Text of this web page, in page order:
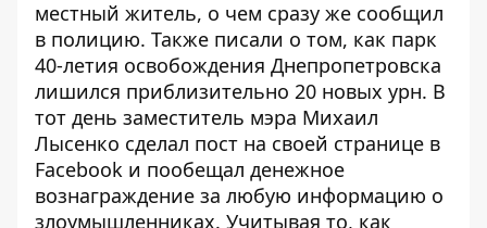
местный житель, о чем сразу же сообщил
в полицию. Также писали о том, как парк
40-летия освобождения Днепропетровска
лишился приблизительно 20 новых урн. В
тот день заместитель мэра Михаил
Лысенко сделал пост на своей странице в
Facebook и пообещал денежное
вознаграждение за любую информацию о
злоумышленниках. Учитывая то, как